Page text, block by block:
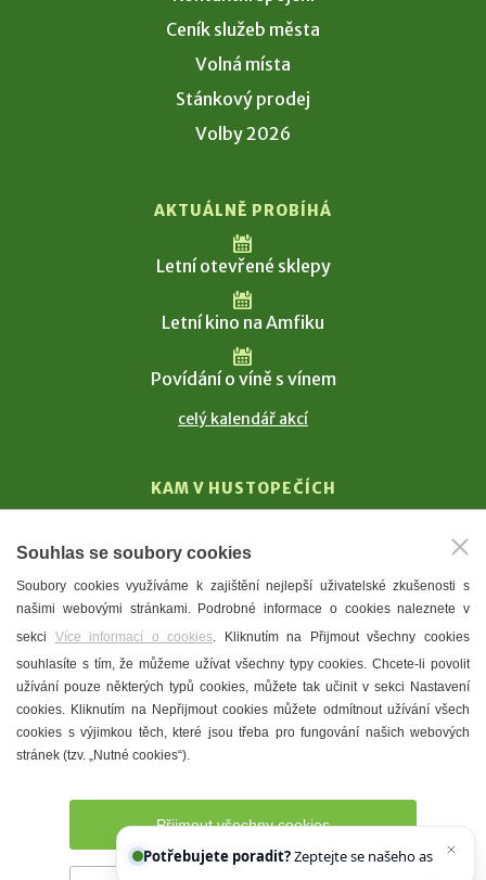
Ceník služeb města
Volná místa
Stánkový prodej
Volby 2026
AKTUÁLNĚ PROBÍHÁ
Letní otevřené sklepy
Letní kino na Amfiku
Povídání o víně s vínem
celý kalendář akcí
KAM V HUSTOPEČÍCH
T. G. Masaryk
Mandloně
Ubytování
Restaurace
Městské muzeum a galerie
Denní meníčka
Souhlas se soubory cookies
Soubory cookies využíváme k zajištění nejlepší uživatelské zkušenosti s
našimi webovými stránkami. Podrobné informace o cookies naleznete v
sekci Více informací o cookies. Kliknutím na Přijmout všechny cookies
souhlasíte s tím, že můžeme užívat všechny typy cookies. Chcete-li povolit
užívání pouze některých typů cookies, můžete tak učinit v sekci Nastavení
cookies. Kliknutím na Nepřijmout cookies můžete odmítnout užívání všech
cookies s výjimkou těch, které jsou třeba pro fungování našich webových
stránek (tzv. „Nutné cookies“).
Přijmout všechny cookies
Potřebujete poradit?
Chettyho